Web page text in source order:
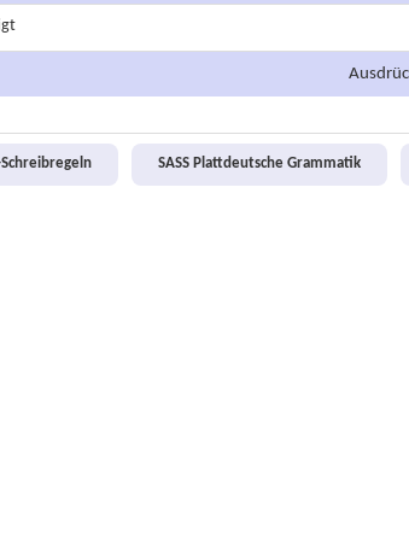
Schreibregeln SASS Plattdeutsche Grammatik